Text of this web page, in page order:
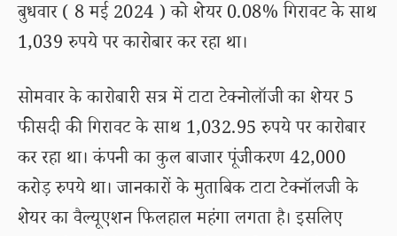
बुधवार ( 8 मई 2024 ) को शेयर 0.08% गिरावट के साथ
1,039 रुपये पर कारोबार कर रहा था।
सोमवार के कारोबारी सत्र में टाटा टेक्नोलॉजी का शेयर 5
फीसदी की गिरावट के साथ 1,032.95 रुपये पर कारोबार
कर रहा था। कंपनी का कुल बाजार पूंजीकरण 42,000
करोड़ रुपये था। जानकारों के मुताबिक टाटा टेक्नॉलजी के
शेयर का वैल्यूएशन फिलहाल महंगा लगता है। इसलिए